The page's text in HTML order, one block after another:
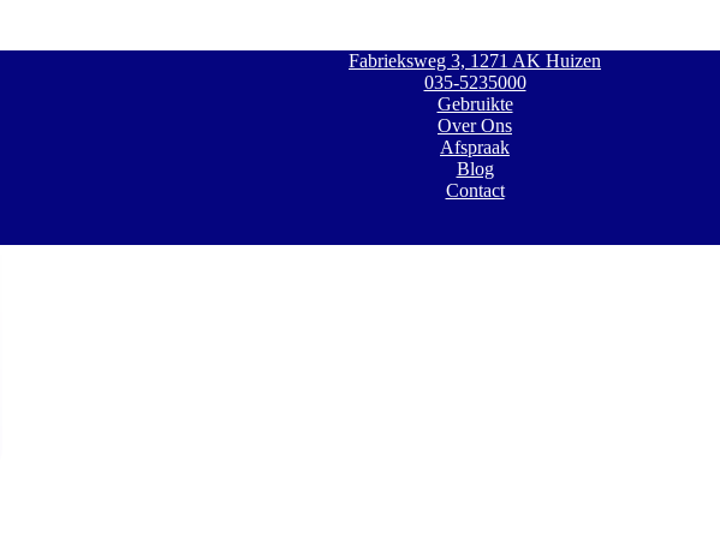
Fabrieksweg 3, 1271 AK Huizen
035-5235000
Gebruikte
Over Ons
Afspraak
Blog
Contact